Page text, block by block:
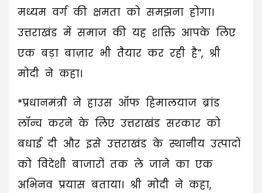
मध्यम वर्ग की क्षमता को समझना होगा।
उत्तराखंड में समाज की यह शक्ति आपके लिए
एक बड़ा बाज़ार भी तैयार कर रही है”, श्री
मोदी ने कहा।
*प्रधानमंत्री ने हाउस ऑफ हिमालयाज ब्रांड
लॉन्च करने के लिए उत्तराखंड सरकार को
बधाई दी और इसे उत्तराखंड के स्थानीय उत्पादों
को विदेशी बाजारों तक ले जाने का एक
अभिनव प्रयास बताया। श्री मोदी ने कहा,